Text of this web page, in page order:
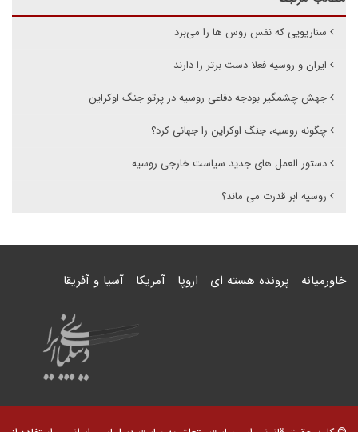
سناریویی که نفس روس ها را می‌برد
ایران و روسیه فعلا دست برتر را دارند
جهش چشمگیر بودجه دفاعی روسیه در پرتو جنگ اوکراین
چگونه روسیه، جنگ اوکراین را جهانی کرد؟
دستور العمل های جدید سیاست خارجی روسیه
روسیه ابر قدرت می ماند؟
خاورمیانه پرونده هسته ای اروپا آمریکا آسیا و آفریقا